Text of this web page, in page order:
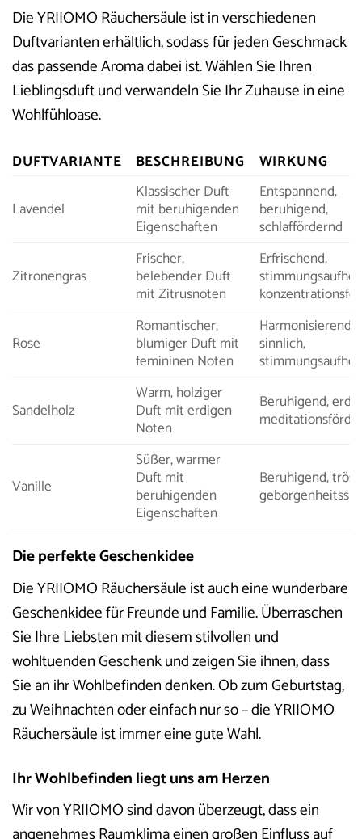
Die YRIIOMO Räuchersäule ist in verschiedenen
Duftvarianten erhältlich, sodass für jeden Geschmack
das passende Aroma dabei ist. Wählen Sie Ihren
Lieblingsduft und verwandeln Sie Ihr Zuhause in eine
Wohlfühloase.
DUFTVARIANTE BESCHREIBUNG WIRKUNG
Lavendel
Klassischer Duft
mit beruhigenden
Eigenschaften
Entspannend,
beruhigend,
schlaffördernd
Zitronengras
Frischer,
belebender Duft
mit Zitrusnoten
Erfrischend,
Rose
Romantischer,
blumiger Duft mit
femininen Noten
Harmonisierend,
sinnlich,
Sandelholz
Warm, holziger
Duft mit erdigen
Noten
Beruhigend,
Vanille
Süßer, warmer
Duft mit
beruhigenden
Eigenschaften
Beruhigend,
Die perfekte Geschenkidee
Die YRIIOMO Räuchersäule ist auch eine wunderbare
Geschenkidee für Freunde und Familie. Überraschen
Sie Ihre Liebsten mit diesem stilvollen und
wohltuenden Geschenk und zeigen Sie ihnen, dass
Sie an ihr Wohlbefinden denken. Ob zum Geburtstag,
zu Weihnachten oder einfach nur so – die YRIIOMO
Räuchersäule ist immer eine gute Wahl.
Ihr Wohlbefinden liegt uns am Herzen
Wir von YRIIOMO sind davon überzeugt, dass ein